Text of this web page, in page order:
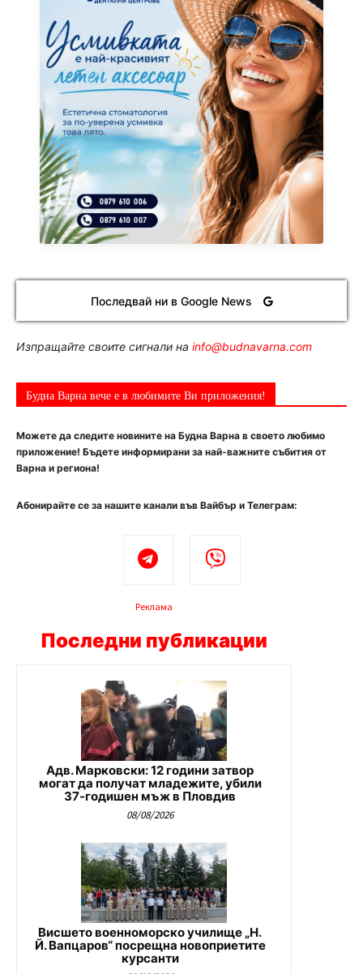
Последвай ни в Google News
Изпращайте своите сигнали на info@budnavarna.com
Будна Варна вече е в любимите Ви приложения!
Можете да следите новините на Будна Варна в своето любимо
приложение! Бъдете информирани за най-важните събития от
Варна и региона!
Абонирайте се за нашите канали във Вайбър и Телеграм:
Реклама
Последни публикации
Адв. Марковски: 12 години затвор
могат да получат младежите, убили
37-годишен мъж в Пловдив
08/08/2026
Висшето военноморско училище „Н.
Й. Вапцаров“ посрещна новоприетите
курсанти